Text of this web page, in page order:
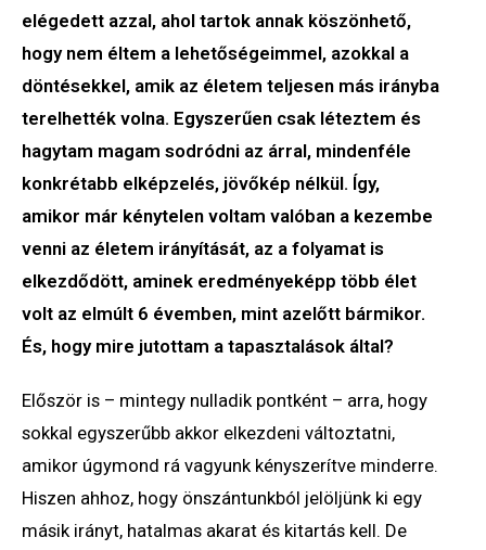
elégedett azzal, ahol tartok annak köszönhető,
hogy nem éltem a lehetőségeimmel, azokkal a
döntésekkel, amik az életem teljesen más irányba
terelhették volna. Egyszerűen csak léteztem és
hagytam magam sodródni az árral, mindenféle
konkrétabb elképzelés, jövőkép nélkül. Így,
amikor már kénytelen voltam valóban a kezembe
venni az életem irányítását, az a folyamat is
elkezdődött, aminek eredményeképp több élet
volt az elmúlt 6 évemben, mint azelőtt bármikor.
És, hogy mire jutottam a tapasztalások által?
Először is – mintegy nulladik pontként – arra, hogy
sokkal egyszerűbb akkor elkezdeni változtatni,
amikor úgymond rá vagyunk kényszerítve minderre.
Hiszen ahhoz, hogy önszántunkból jelöljünk ki egy
másik irányt, hatalmas akarat és kitartás kell. De